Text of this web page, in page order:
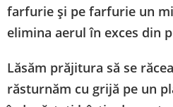
farfurie și pe farfurie un
elimina aerul în exces din
Lăsăm prăjitura să se
răsturnăm cu grijă pe un